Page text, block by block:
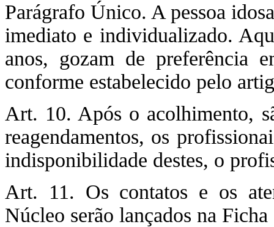
Parágrafo Único. A pessoa
imediato e individualizado.
anos, gozam de preferência
conforme estabelecido pelo
Art. 10. Após o acolhimento,
reagendamentos, os
indisponibilidade destes, o
Art. 11. Os contatos e os
Núcleo serão lançados na